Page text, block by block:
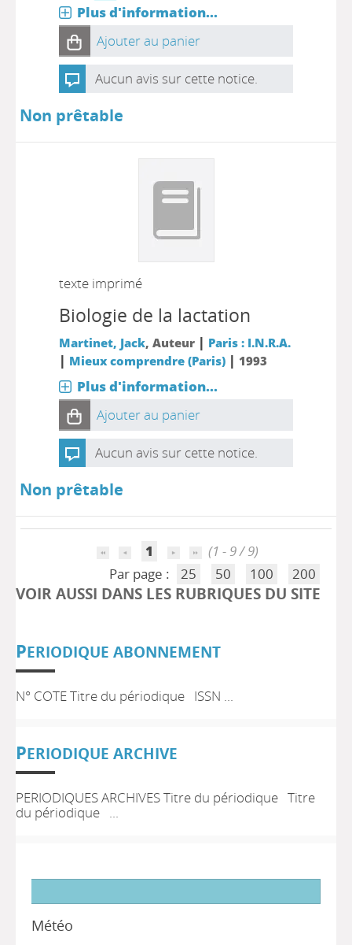
Plus d'information...
Ajouter au panier
Aucun avis sur cette notice.
Non prêtable
texte imprimé
Biologie de la lactation
Martinet, Jack, Auteur | Paris : I.N.R.A.
| Mieux comprendre (Paris)| 1993
Plus d'information...
Ajouter au panier
Aucun avis sur cette notice.
Non prêtable
1
(1 - 9 / 9)
Par page :
25 50 100 200
VOIR AUSSI DANS LES RUBRIQUES DU SITE
PERIODIQUE ABONNEMENT
N° COTE Titre du périodique ISSN ...
PERIODIQUE ARCHIVE
PERIODIQUES ARCHIVES Titre du périodique Titre
du périodique ...
Météo